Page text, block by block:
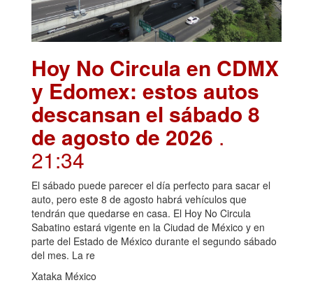
Hoy No Circula en CDMX
y Edomex: estos autos
descansan el sábado 8
de agosto de 2026 .
21:34
El sábado puede parecer el día perfecto para sacar el
auto, pero este 8 de agosto habrá vehículos que
tendrán que quedarse en casa. El Hoy No Circula
Sabatino estará vigente en la Ciudad de México y en
parte del Estado de México durante el segundo sábado
del mes. La re
Xataka México